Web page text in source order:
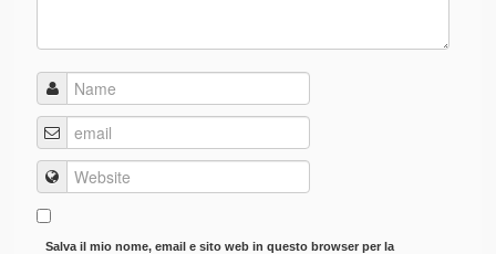
Salva il mio nome, email e sito web in questo browser per la